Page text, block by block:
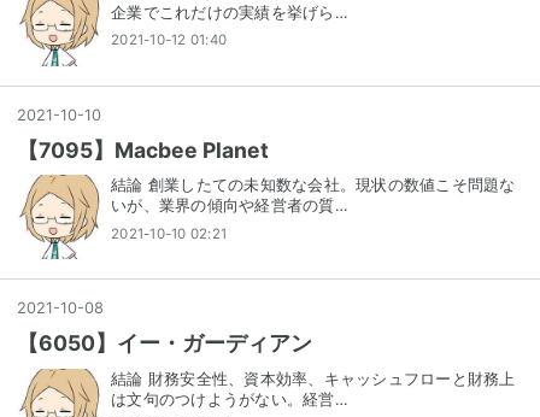
企業でこれだけの実績を挙げら…
2021-10-12 01:40
2021 -10-10
【7095】Macbee Planet
結論 創業したての未知数な会社。現状の数値こそ問題な
いが、業界の傾向や経営者の質…
2021-10-10 02:21
2021 -10-08
【6050】イー・ガーディアン
結論 財務安全性、資本効率、キャッシュフローと財務上
は文句のつけようがない。経営…